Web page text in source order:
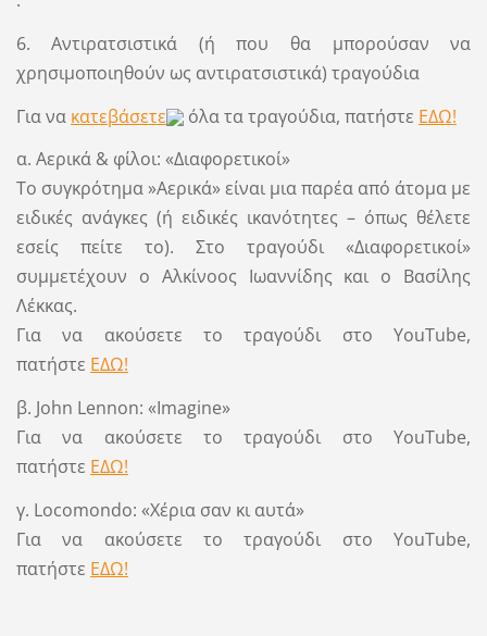
6. Αντιρατσιστικά (ή που θα μπορούσαν να
χρησιμοποιηθούν ως αντιρατσιστικά) τραγούδια
Για να κατεβάσετε όλα τα τραγούδια, πατήστε ΕΔΩ!
α. Αερικά & φίλοι: «Διαφορετικοί»
Το συγκρότημα »Αερικά» είναι μια παρέα από άτομα με
ειδικές ανάγκες (ή ειδικές ικανότητες – όπως θέλετε
εσείς πείτε το). Στο τραγούδι «Διαφορετικοί»
συμμετέχουν ο Αλκίνοος Ιωαννίδης και ο Βασίλης
Λέκκας.
Για να ακούσετε το τραγούδι στο YouTube,
πατήστε ΕΔΩ!
β. John Lennon: «Imagine»
Για να ακούσετε το τραγούδι στο YouTube,
πατήστε ΕΔΩ!
γ. Locomondo: «Χέρια σαν κι αυτά»
Για να ακούσετε το τραγούδι στο YouTube,
πατήστε ΕΔΩ!